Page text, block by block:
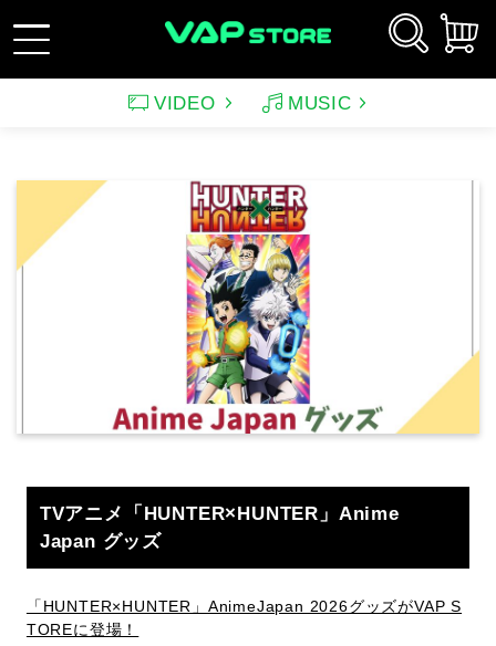
新規会員登録 ログイン
VIDEO MUSIC
サウンドトラック（テレ
ビ）
アニメーション（CD）
アンパンマン音楽商品
その他
韓国ドラマ アニメーション
ルパン三世
イメージ
スポーツ・格闘技
特集
TVアニメ「HUNTER×HUNTER」Anime
Japan グッズ
「HUNTER×HUNTER」AnimeJapan 2026グッズがVAP S
TOREに登場！